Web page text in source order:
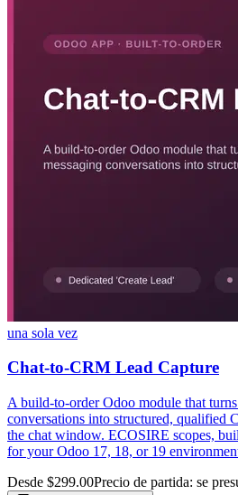
una sola vez
Chat-to-CRM Lead Capture
A build-to-order Odoo module that
conversations into structured, qualified
the chat window. ECOSIRE scopes,
for your Odoo 17, 18, or 19
Desde $299.00Precio de partida: se